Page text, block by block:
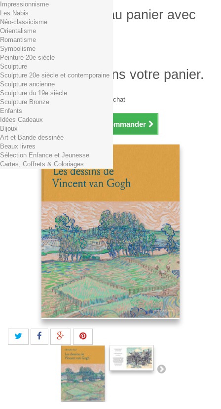
Produit ajouté au panier avec
succès
Quantité
Total
Il y a 1 produit dans votre panier.
Total produits TTC
Frais de port TTC
0,01€ dès 29€ d'achat
Total TTC
Continuer mes achats Commander
Impressionnisme
Les Nabis
Néo-classicisme
Orientalisme
Romantisme
Symbolisme
Peinture 20e siècle
Sculpture
Sculpture 20e siècle et contemporaine
Sculpture ancienne
Sculpture du 19e siècle
Sculpture Bronze
Enfants
Idées Cadeaux
Bijoux
Art et Bande dessinée
Beaux livres
Sélection Enfance et Jeunesse
Cartes, Coffrets & Coloriages